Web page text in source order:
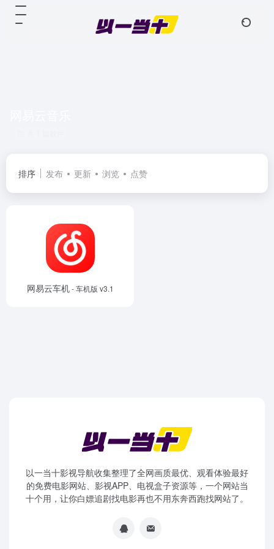
排序 发布 更新 浏览 点赞
网易云车机- 车机版 v3.1
以一当十影视导航收集整理了全网画质最优、观看体验最好
的免费电影网站、影视APP、电视盒子资源等，一个网站当
十个用，让你白嫖追剧找电影再也不用东奔西跑找网站了。